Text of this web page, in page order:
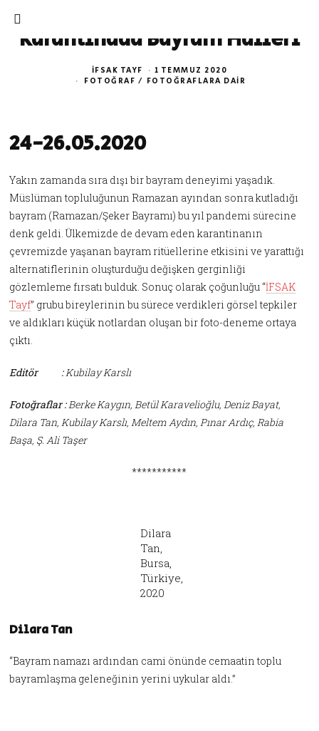
Karantinada Bayram Halleri
İFSAK TAYF
1 TEMMUZ 2020
FOTOĞRAF / FOTOĞRAFLARA DAIR
24-26.05.2020
Yakın zamanda sıra dışı bir bayram deneyimi yaşadık.
Müslüman topluluğunun Ramazan ayından sonra kutladığı
bayram (Ramazan/Şeker Bayramı) bu yıl pandemi sürecine
denk geldi. Ülkemizde de devam eden karantinanın
çevremizde yaşanan bayram ritüellerine etkisini ve yarattığı
alternatiflerinin oluşturduğu değişken gerginliği
gözlemleme fırsatı bulduk. Sonuç olarak çoğunluğu “İFSAK
Tayf” grubu bireylerinin bu sürece verdikleri görsel tepkiler
ve aldıkları küçük notlardan oluşan bir foto-deneme ortaya
çıktı.
Editör : Kubilay Karslı
Fotoğraflar : Berke Kaygın, Betül Karavelioğlu, Deniz Bayat,
Dilara Tan, Kubilay Karslı, Meltem Aydın, Pınar Ardıç, Rabia
Başa, Ş. Ali Taşer
***********
Dilara
Tan,
Bursa,
Türkiye,
2020
Dilara Tan
“Bayram namazı ardından cami önünde cemaatin toplu
bayramlaşma geleneğinin yerini uykular aldı.”